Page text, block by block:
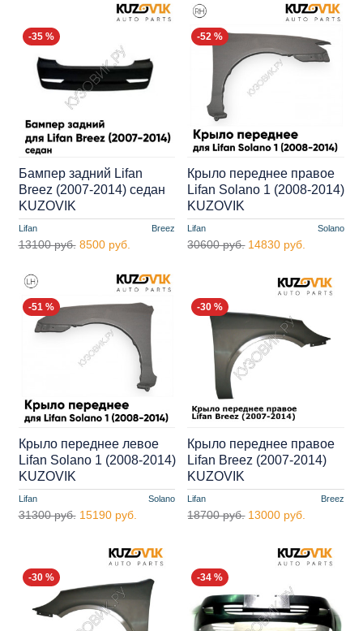
-35 %
Lifan Breez
Бампер задний Lifan
Breez (2007-2014) седан
KUZOVIK
13100 руб. 8500 руб.
-52 %
Lifan Solano
Крыло переднее правое
Lifan Solano 1 (2008-2014)
KUZOVIK
30600 руб. 14830 руб.
-51 %
Lifan Solano
Крыло переднее левое
Lifan Solano 1 (2008-2014)
KUZOVIK
31300 руб. 15190 руб.
-30 %
Lifan Breez
Крыло переднее правое
Lifan Breez (2007-2014)
KUZOVIK
18700 руб. 13000 руб.
-30 % -34 %